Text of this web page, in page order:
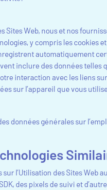
Sites Web, nous et nos
y compris les cookies
automatiquement
inclure des données telles
interaction avec les liens
sur l’appareil que vous
données générales sur
l’Utilisation des Sites
des pixels de suivi et